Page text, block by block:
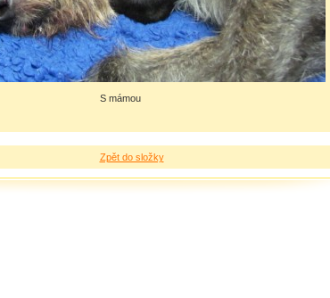
S mámou
Zpět do složky